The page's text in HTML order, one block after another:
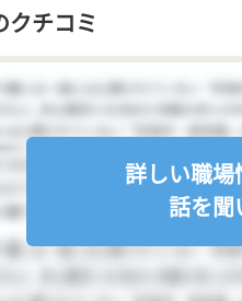
クチコミ
詳しい職場
話を聞